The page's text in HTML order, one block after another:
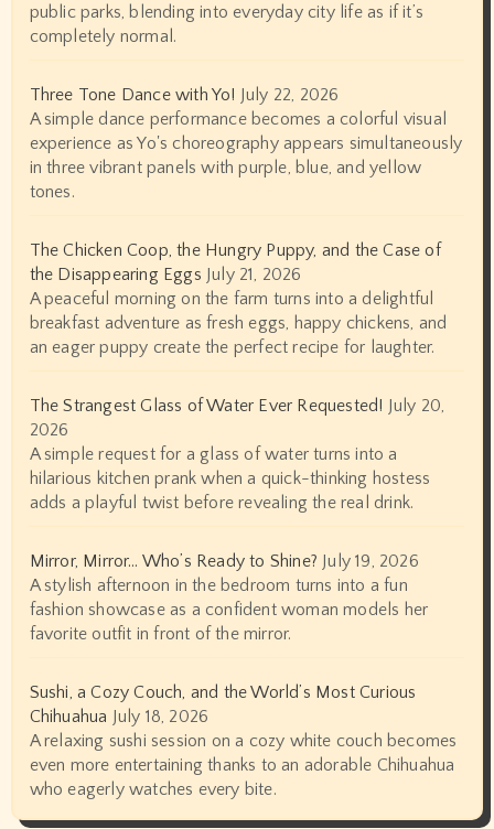
public parks, blending into everyday city life as if it’s
completely normal.
Three Tone Dance with Yo! July 22, 2026
A simple dance performance becomes a colorful visual
experience as Yo's choreography appears simultaneously
in three vibrant panels with purple, blue, and yellow
tones.
The Chicken Coop, the Hungry Puppy, and the Case of
the Disappearing Eggs July 21, 2026
A peaceful morning on the farm turns into a delightful
breakfast adventure as fresh eggs, happy chickens, and
an eager puppy create the perfect recipe for laughter.
The Strangest Glass of Water Ever Requested! July 20,
2026
A simple request for a glass of water turns into a
hilarious kitchen prank when a quick-thinking hostess
adds a playful twist before revealing the real drink.
Mirror, Mirror… Who’s Ready to Shine? July 19, 2026
A stylish afternoon in the bedroom turns into a fun
fashion showcase as a confident woman models her
favorite outfit in front of the mirror.
Sushi, a Cozy Couch, and the World’s Most Curious
Chihuahua July 18, 2026
A relaxing sushi session on a cozy white couch becomes
even more entertaining thanks to an adorable Chihuahua
who eagerly watches every bite.